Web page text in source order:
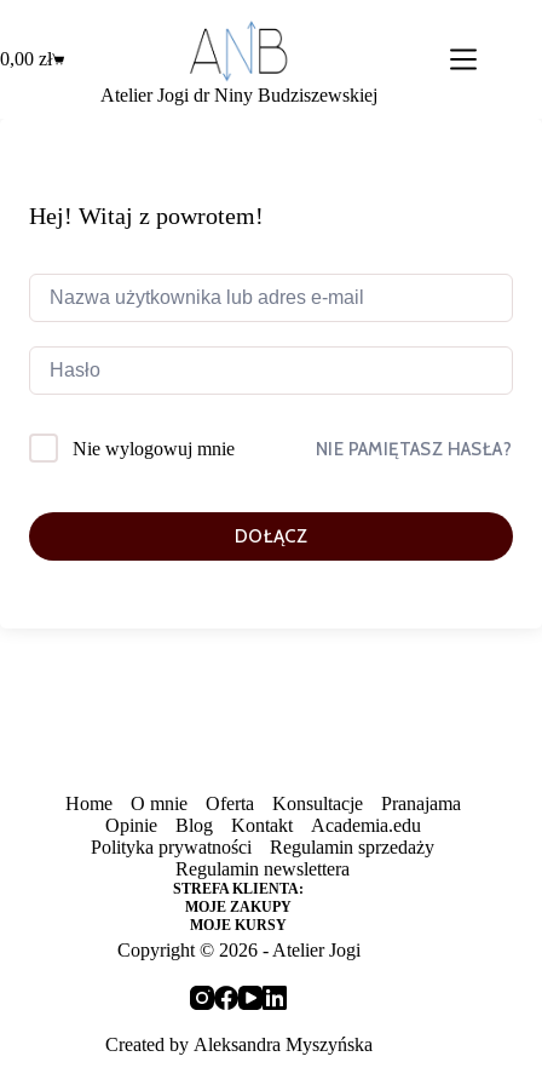
treści
Koszyk
0,00 zł
Atelier Jogi dr Niny Budziszewskiej
Hej! Witaj z powrotem!
Nie wylogowuj mnie NIE PAMIĘTASZ HASŁA?
DOŁĄCZ
Home O mnie Oferta Konsultacje
Pranajama
Opinie
Blog Kontakt
Academia.edu
Polityka prywatności
Regulamin sprzedaży
Regulamin newslettera
STREFA KLIENTA:
MOJE ZAKUPY
MOJE KURSY
Copyright © 2026 - Atelier Jogi
Created by Aleksandra Myszyńska